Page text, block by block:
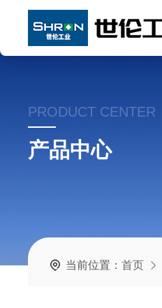
PRODUCT CENTER
产品中心
当前位置：首页